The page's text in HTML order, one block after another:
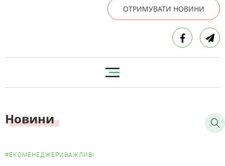
ОТРИМУВАТИ НОВИНИ
Новини
#ЕКОМЕНЕДЖЕРИВАЖЛИВІ